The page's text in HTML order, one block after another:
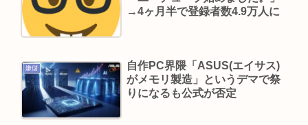
未経験率（童貞率）が約26%（4人に1人）
VIVANTがつまらない理由
「海」 どっちが好きなの？
「抱かれたくない男」レジェンドの江頭2:50さ
ん、変わり果てた姿で発見される
→4ヶ月半で登録者数4.9万人に
嫌儲
自作PC界隈「ASUS(エイサス)
がメモリ製造」というデマで祭
りになるも公式が否定